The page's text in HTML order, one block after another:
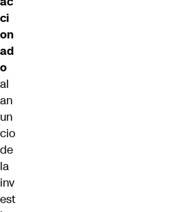
ci
on
ad
o
al
an
un
cio
de
la
inv
est